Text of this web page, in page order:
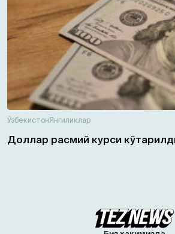
ЎзбекистонЯнгиликлар
Доллар расмий курси